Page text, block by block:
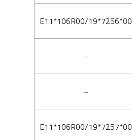
E11*106R00/19*7256*00
–
–
E11*106R00/19*7257*00